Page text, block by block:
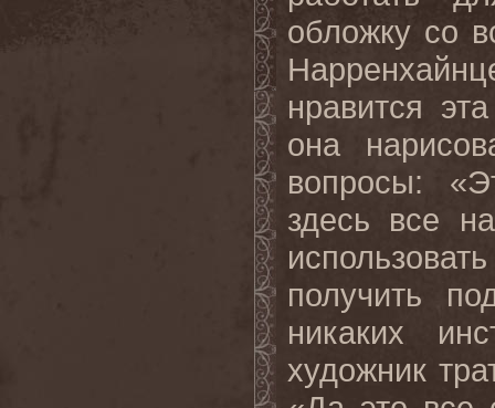
обложку со
нравится
она
вопросы:
здесь все
получить
никаких
художник